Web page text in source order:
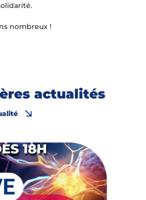
nombreux !
actualités